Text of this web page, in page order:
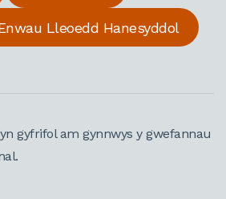
Lleoedd Hanesyddol
gyfrifol am gynnwys y gwefannau